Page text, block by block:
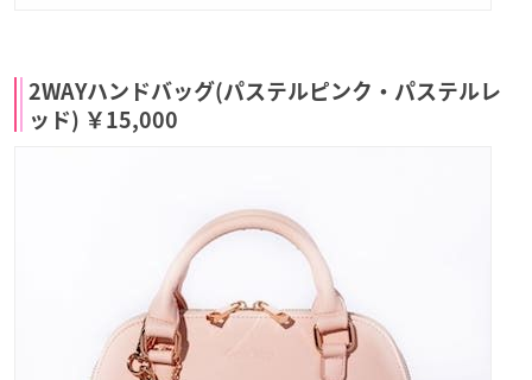
2WAYハンドバッグ(パステルピンク・パステルレ
ッド) ￥15,000